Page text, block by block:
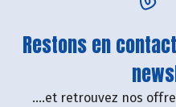
Restons en
....et retrouvez nos